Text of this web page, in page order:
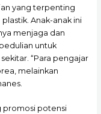
yang terpenting
Anak-anak ini
menjaga dan
untuk
“Para pengajar
melainkan
promosi potensi